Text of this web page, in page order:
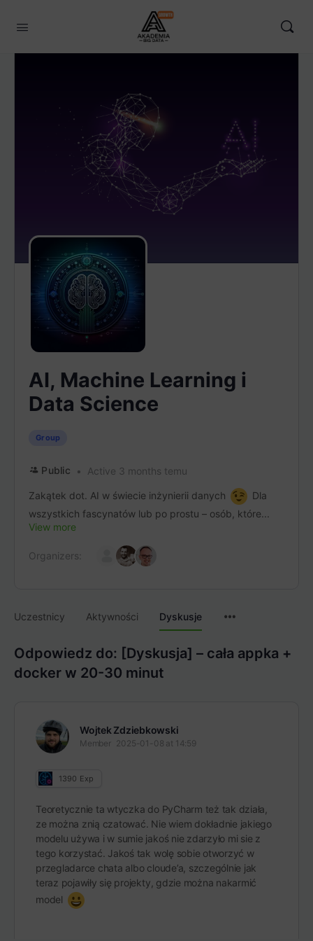
AI, Machine Learning i
Data Science
Group
Public Active 3 months temu
Zakątek dot. AI w świecie inżynierii danych
Dla
wszystkich fascynatów lub po prostu – osób, które...
View more
Organizers:
Uczestnicy Aktywności Dyskusje
Odpowiedz do: [Dyskusja] – cała appka +
docker w 20-30 minut
Wojtek Zdziebkowski
Member 2025-01-08 at 14:59
1390 Exp
Teoretycznie ta wtyczka do PyCharm też tak działa,
ze można znią czatować. Nie wiem dokładnie jakiego
modelu używa i w sumie jakoś nie zdarzyło mi sie z
tego korzystać. Jakoś tak wolę sobie otworzyć w
przegladarce chata albo cloude’a, szczególnie jak
teraz pojawiły się projekty, gdzie można nakarmić
model